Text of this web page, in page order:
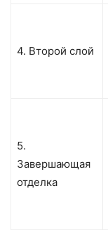
4. Второй слой
5.
Завершающая
отделка